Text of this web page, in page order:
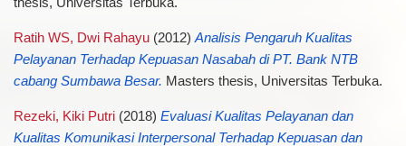
thesis, Universitas Terbuka.
Ratih WS, Dwi Rahayu(2012) Analisis Pengaruh Kualitas
Pelayanan Terhadap Kepuasan Nasabah di PT. Bank NTB
cabang Sumbawa Besar. Masters thesis, Universitas Terbuka.
Rezeki, Kiki Putri(2018) Evaluasi Kualitas Pelayanan dan
Kualitas Komunikasi Interpersonal Terhadap Kepuasan dan